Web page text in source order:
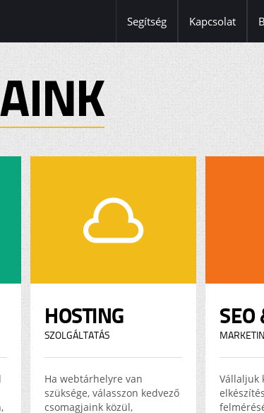
Segítség Kapcsolat
HOSTING
SZOLGÁLTATÁS
Ha webtárhelyre van
szüksége, válasszon kedvező
csomagjaink közül,
SEO
Vállaljuk